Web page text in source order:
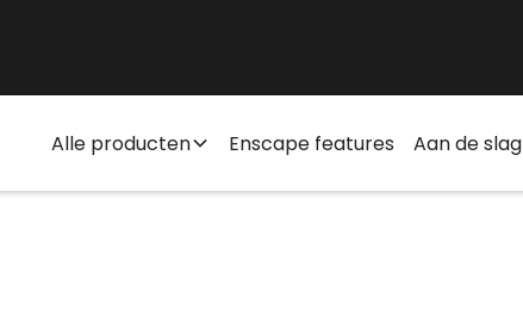
Alle producten Enscape features Aan de slag